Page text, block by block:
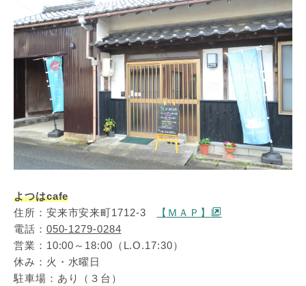
よつはcafe
住所：安来市安来町1712-3
【ＭＡＰ】
電話： 050-1279-0284
営業：10:00～18:00（L.O.17:30）
休み：火・水曜日
駐車場：あり（３台）